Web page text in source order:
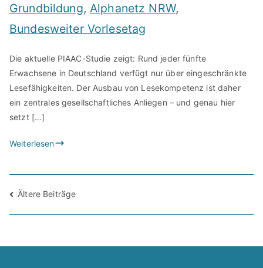
Grundbildung, Alphanetz NRW,
Bundesweiter Vorlesetag
Die aktuelle PIAAC-Studie zeigt: Rund jeder fünfte
Erwachsene in Deutschland verfügt nur über eingeschränkte
Lesefähigkeiten. Der Ausbau von Lesekompetenz ist daher
ein zentrales gesellschaftliches Anliegen – und genau hier
setzt […]
Weiterlesen
Beitragsnavigation
Ältere Beiträge